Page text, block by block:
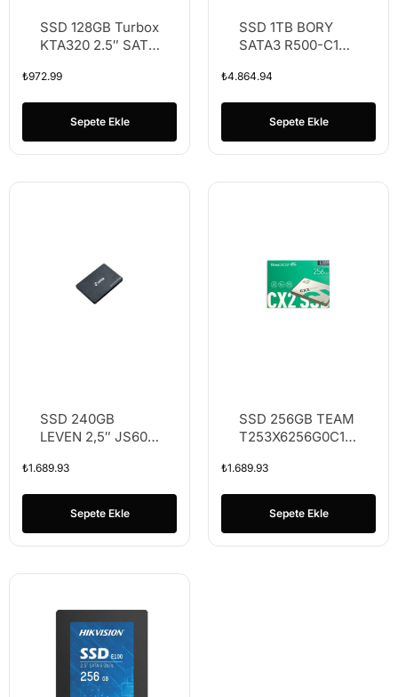
SSD 128GB Turbox
KTA320 2.5″ SATA
₺972.99
Sepete Ekle
SSD 1TB BORY
SATA3 R500-C1T
(3 YIL GARANTİLİ)
₺4.864.94
Sepete Ekle
SSD 240GB
LEVEN 2,5″ JS600
₺1.689.93
Sepete Ekle
SSD 256GB TEAM
T253X6256G0C101
7mm SSD 520/430
₺1.689.93
Sepete Ekle